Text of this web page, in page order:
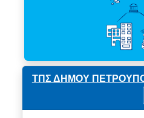
ΤΠΣ ΔΗΜΟΥ